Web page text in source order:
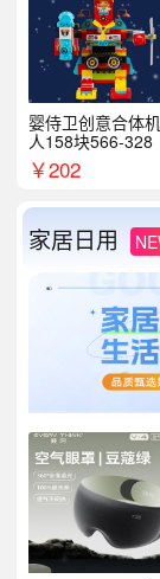
婴侍卫创意合体
人158块566-328
￥202
家居日用